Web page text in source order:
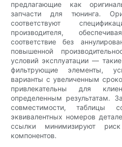
предлагающие как
запчасти для тюнинга.
соответствуют
производителя,
соответствие без
повышенной
условий эксплуатации —
фильтрующие элементы,
варианты с увеличенным
привлекательны для
определенным результатам.
совместимости, таблицы
эквивалентных номеров
ссылки минимизируют
компонентов.